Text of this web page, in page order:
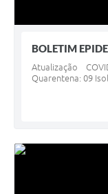
BOLETIM
Atualização
Quarentena: 09